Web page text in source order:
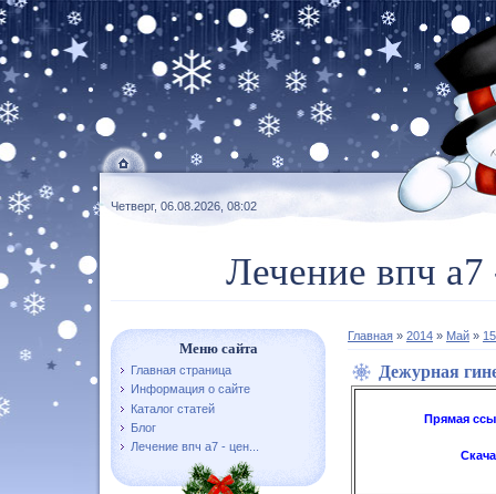
Четверг, 06.08.2026, 08:02
Лечение впч
Меню сайта
Главная страница
Информация о сайте
Каталог статей
Блог
Лечение впч а7 - цен...
Главная » 2014 » Май » 15
Дежурная
Прямая